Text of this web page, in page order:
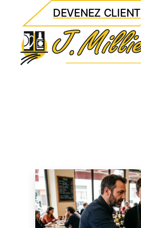
DEVENEZ CLIENT